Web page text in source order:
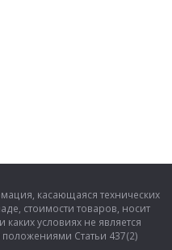
касающаяся технических
стоимости товаров, носит
условиях не является
Статьи 437(2)